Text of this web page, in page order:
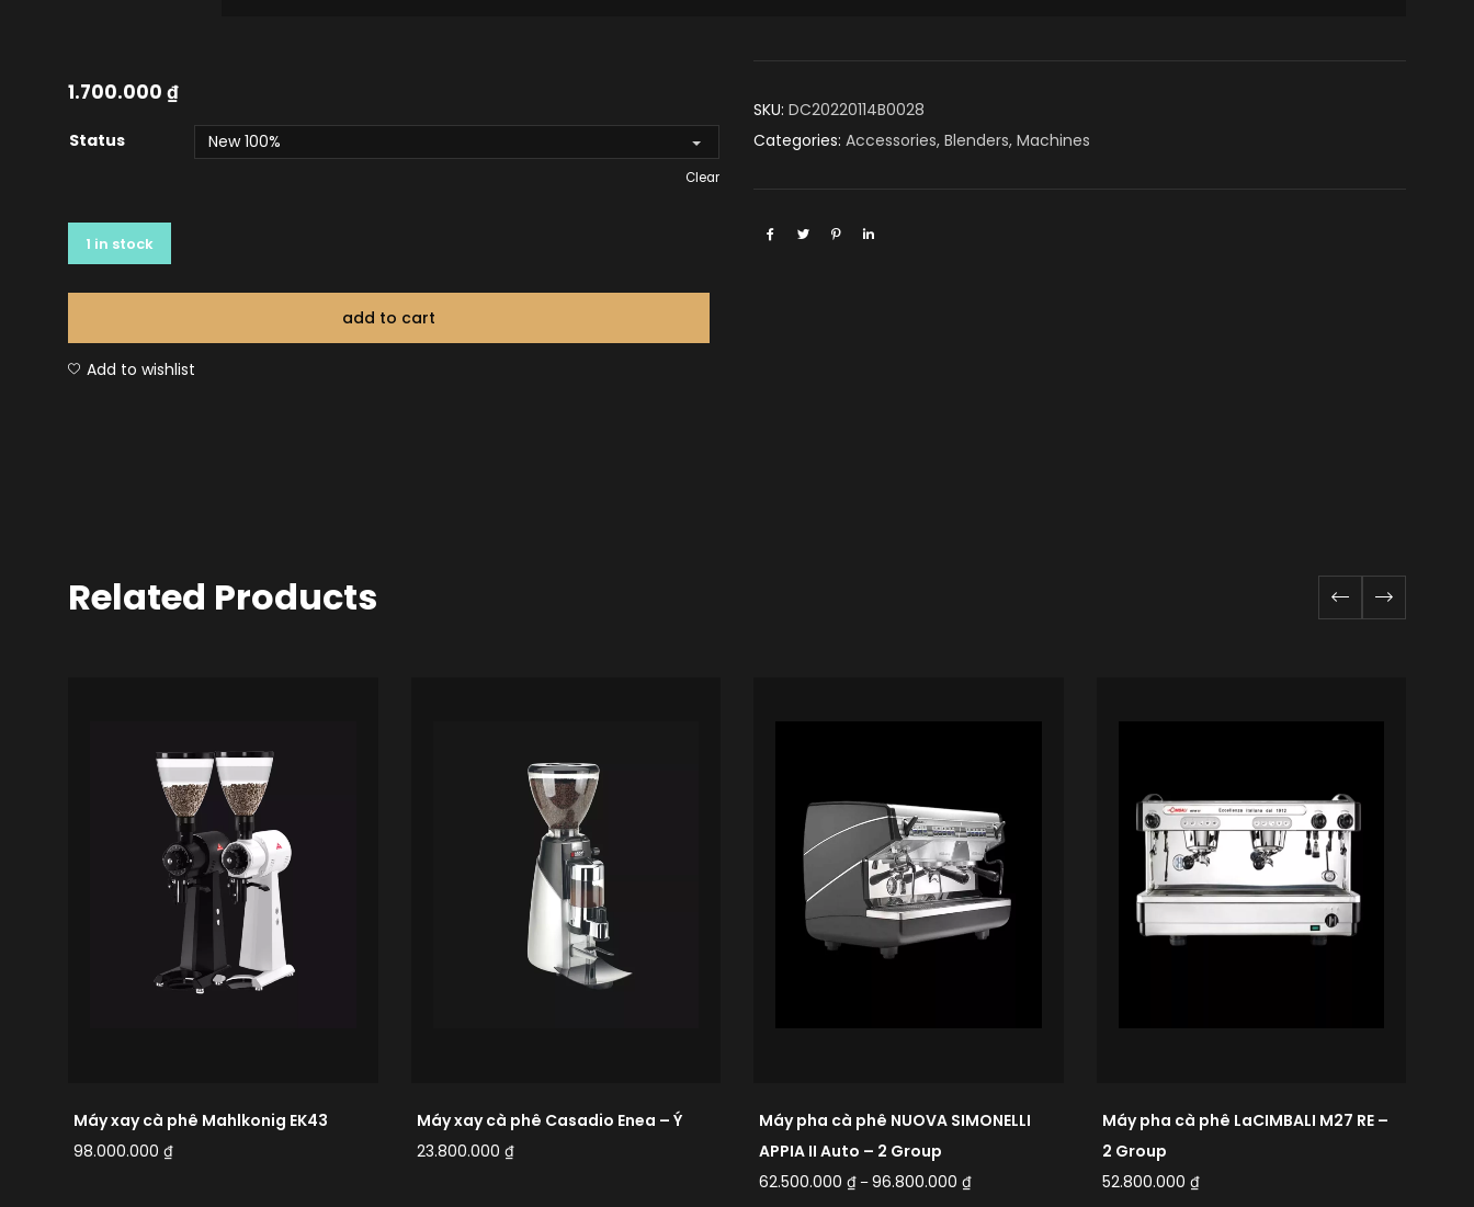
1.700.000 ₫
Status
Clear
1 in stock
add to cart
Add to wishlist
SKU: DC20220114B0028
Categories: Accessories, Blenders, Machines
Related Products
Máy xay cà phê Mahlkonig EK43
98.000.000 ₫
Máy xay cà phê Casadio Enea – Ý
23.800.000 ₫
Máy pha cà phê NUOVA SIMONELLI
APPIA II Auto – 2 Group
62.500.000 ₫ –96.800.000 ₫
Máy pha cà phê LaCIMBALI M27 RE –
2 Group
52.800.000 ₫